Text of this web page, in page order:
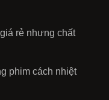
rẻ nhưng chất
phim cách nhiệt